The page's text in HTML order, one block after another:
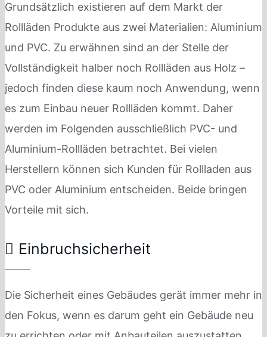
Grundsätzlich existieren auf dem Markt der
Rollläden Produkte aus zwei Materialien: Aluminium
und PVC. Zu erwähnen sind an der Stelle der
Vollständigkeit halber noch Rollläden aus Holz –
jedoch finden diese kaum noch Anwendung, wenn
es zum Einbau neuer Rollläden kommt. Daher
werden im Folgenden ausschließlich PVC- und
Aluminium-Rollläden betrachtet. Bei vielen
Herstellern können sich Kunden für Rollladen aus
PVC oder Aluminium entscheiden. Beide bringen
Vorteile mit sich.
Einbruchsicherheit
Die Sicherheit eines Gebäudes gerät immer mehr in
den Fokus, wenn es darum geht ein Gebäude neu